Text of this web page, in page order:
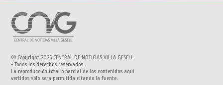
® Copyright 2026 CENTRAL DE NOTICIAS VILLA GESELL
- Todos los derechos reservados.
La reproducción total o parcial de los contenidos aquí
vertidos sólo sera permitida citando la fuente.